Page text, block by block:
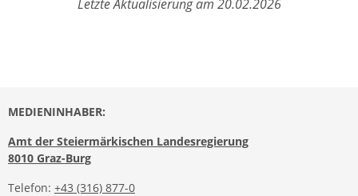
Letzte Aktualisierung am 20.02.2026
MEDIENINHABER:
Amt der Steiermärkischen Landesregierung
8010 Graz-Burg
Telefon: +43 (316) 877-0